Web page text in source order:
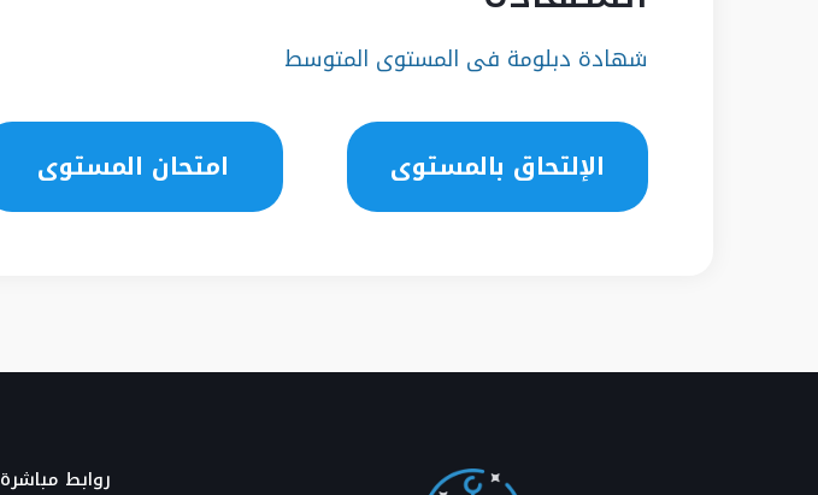
شهادة دبلومة فى المستوى المتوسط
الإلتحاق بالمستوى امتحان المستوى
روابط مباشرة